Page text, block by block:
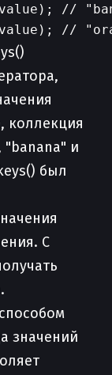
//
коллекция
"banana" и
был
С
значений